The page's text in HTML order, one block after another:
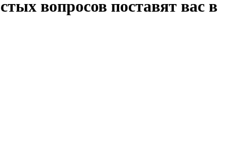
вопросов поставят вас в